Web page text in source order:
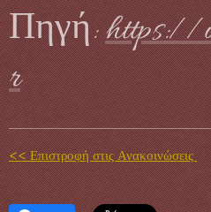
Πηγή:https://
r
<< Επιστροφή στις Ανακοινώσεις